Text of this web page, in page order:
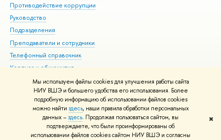
Мы используем файлы cookies для улучшения работы сайта
НИУ ВШЭ и большего удобства его использования. Более
подробную информацию об использовании файлов cookies
можно найти здесь, наши правила обработки персональных
данных –здесь. Продолжая пользоваться сайтом, вы
подтверждаете, что были проинформированы об
использовании файлов cookies сайтом НИУ ВШЭ и согласны
✖
Противодействие коррупции
Руководство
Подразделения
Преподаватели и сотрудники
Телефонный справочник
Корпуса и общежития
ВШЭ для студентов с ограниченными возможностями
здоровья и инвалидностью
Единая платежная страница
© НИУ ВШЭ 1993–2026 Условия использования материалов Адреса